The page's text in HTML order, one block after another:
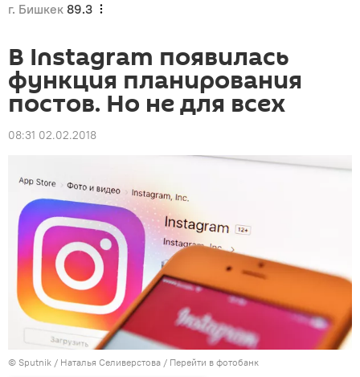
г. Бишкек 89.3
В Instagram появилась
функция планирования
постов. Но не для всех
08:31 02.02.2018
© Sputnik / Наталья Селиверстова / Перейти в фотобанк